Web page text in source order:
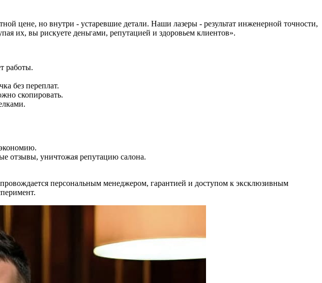
цене, но внутри - устаревшие детали. Наши лазеры - результат инженерной точности,
их, вы рискуете деньгами, репутацией и здоровьем клиентов».
работы.
без переплат.
скопировать.
отзывы, уничтожая репутацию салона.
персональным менеджером, гарантией и доступом к эксклюзивным